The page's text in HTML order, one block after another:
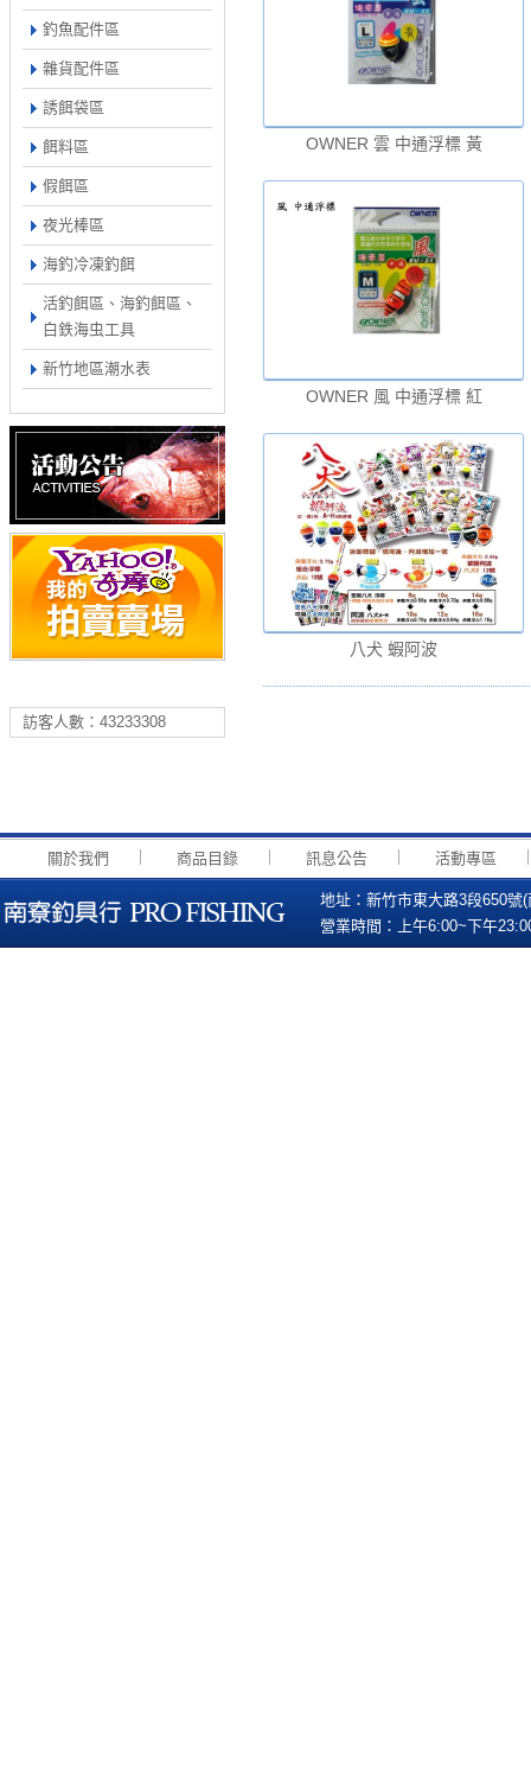
釣魚配件區
雜貨配件區
誘餌袋區
餌料區
假餌區
夜光棒區
海釣冷凍釣餌
活釣餌區、海釣餌區、
白鉄海虫工具
新竹地區潮水表
訪客人數：43233308
OWNER 雲 中通浮標 黃
OWNER 風 中通浮標 紅
八犬 蝦阿波
關於我們 商品目錄 訊息公告 活動專區
地址：新竹市東大路3段650
營業時間：上午6:00~下午